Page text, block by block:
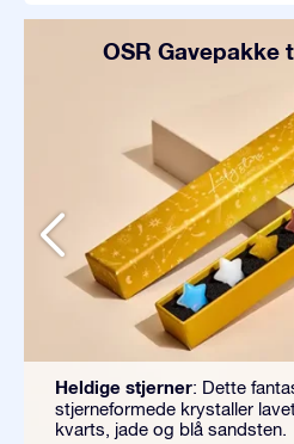
OSR Gavepakke
Heldige stjerner: Dette
stjerneformede krystaller
kvarts, jade og blå sandsten.